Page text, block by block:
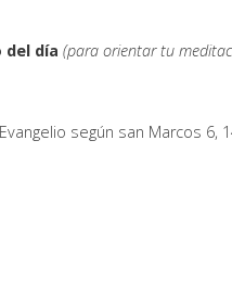
del día (para orientar tu
según san Marcos 6,